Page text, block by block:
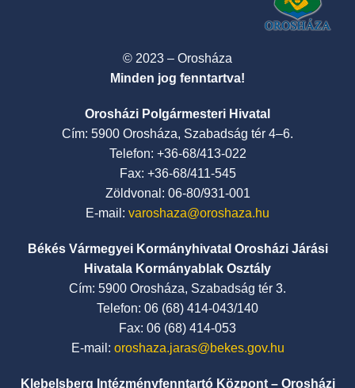
© 2023 – Orosháza
Minden jog fenntartva!
Orosházi Polgármesteri Hivatal
Cím: 5900 Orosháza, Szabadság tér 4–6.
Telefon: +36-68/413-022
Fax: +36-68/411-545
Zöldvonal: 06-80/931-001
E-mail: varoshaza@oroshaza.hu
Békés Vármegyei Kormányhivatal Orosházi Járási
Hivatala Kormányablak Osztály
Cím: 5900 Orosháza, Szabadság tér 3.
Telefon: 06 (68) 414-043/140
Fax: 06 (68) 414-053
E-mail: oroshaza.jaras@bekes.gov.hu
Klebelsberg Intézményfenntartó Központ – Orosházi